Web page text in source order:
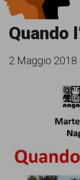
di
un
informazione,
Quando
2 Maggio 2018